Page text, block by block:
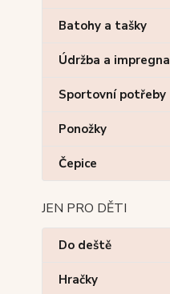
Batohy a tašky
Údržba a
Sportovní potřeby
Ponožky
Čepice
JEN PRO DĚTI
Do deště
Hračky